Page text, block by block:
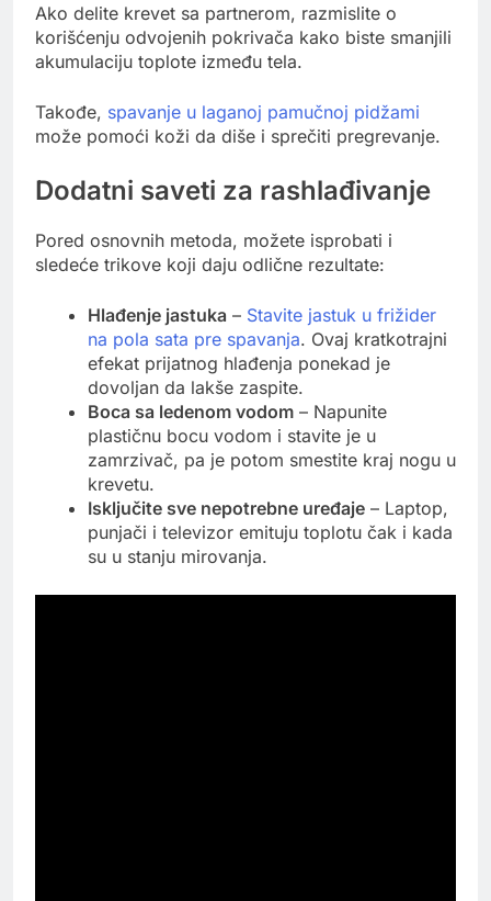
Ako delite krevet sa partnerom, razmislite o
korišćenju odvojenih pokrivača kako biste smanjili
akumulaciju toplote između tela.
Takođe, spavanje u laganoj pamučnoj pidžami
može pomoći koži da diše i sprečiti pregrevanje.
Dodatni saveti za rashlađivanje
Pored osnovnih metoda, možete isprobati i
sledeće trikove koji daju odlične rezultate:
Hlađenje jastuka – Stavite jastuk u frižider
na pola sata pre spavanja. Ovaj kratkotrajni
efekat prijatnog hlađenja ponekad je
dovoljan da lakše zaspite.
Boca sa ledenom vodom – Napunite
plastičnu bocu vodom i stavite je u
zamrzivač, pa je potom smestite kraj nogu u
krevetu.
Isključite sve nepotrebne uređaje – Laptop,
punjači i televizor emituju toplotu čak i kada
su u stanju mirovanja.